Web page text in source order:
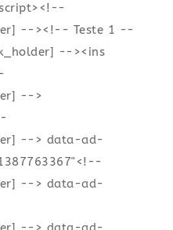
--><!-- Teste 1 --
--><ins
-->
--> data-ad-
--> data-ad-